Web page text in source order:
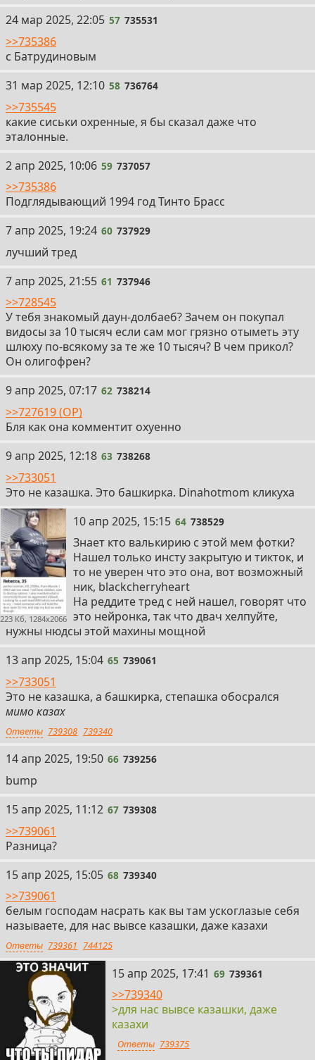
57
24 мар 2025, 22:05 57 735531
>>735386
с Батрудиновым
58
31 мар 2025, 12:10 58 736764
>>735545
какие сиськи охренные, я бы сказал даже что
эталонные.
59
2 апр 2025, 10:06 59 737057
>>735386
Подглядывающий 1994 год Тинто Брасс
60
7 апр 2025, 19:24 60 737929
лучший тред
61
7 апр 2025, 21:55 61 737946
>>728545
У тебя знакомый даун-долбаеб? Зачем он покупал
видосы за 10 тысяч если сам мог грязно отыметь эту
шлюху по-всякому за те же 10 тысяч? В чем прикол?
Он олигофрен?
62
9 апр 2025, 07:17 62 738214
>>727619 (OP)
Бля как она комментит охуенно
63
9 апр 2025, 12:18 63 738268
>>733051
Это не казашка. Это башкирка. Dinahotmom кликуха
223 Кб, 1284x2066
64
10 апр 2025, 15:15 64 738529
Знает кто валькирию с этой мем фотки?
Нашел только инсту закрытую и тикток, и
то не уверен что это она, вот возможный
ник, blackcherryheart
На реддите тред с ней нашел, говорят что
это нейронка, так что двач хелпуйте,
нужны нюдсы этой махины мощной
65
13 апр 2025, 15:04 65 739061
>>733051
Это не казашка, а башкирка, степашка обосрался
мимо казах
Ответы 739308 739340
66
14 апр 2025, 19:50 66 739256
bump
67
15 апр 2025, 11:12 67 739308
>>739061
Разница?
68
15 апр 2025, 15:05 68 739340
>>739061
белым господам насрать как вы там ускоглазые себя
называете, для нас вывсе казашки, даже казахи
Ответы 739361 744125
69
15 апр 2025, 17:41 69 739361
>>739340
>для нас вывсе казашки, даже
казахи
Ответы 739375